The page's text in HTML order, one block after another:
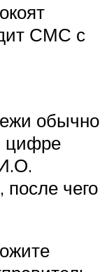
СМС с
обычно
цифре
чего